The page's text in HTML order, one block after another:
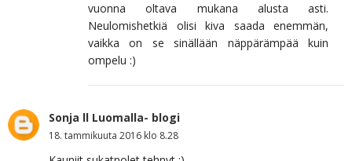
vuonna oltava mukana alusta asti.
Neulomishetkiä olisi kiva saada enemmän,
vaikka on se sinällään näppärämpää kuin
ompelu :)
Sonja ll Luomalla- blogi
18. tammikuuta 2016 klo 8.28